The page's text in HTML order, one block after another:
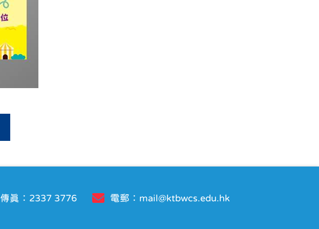
傳真：2337 3776 電郵： mail@ktbwcs.edu.hk